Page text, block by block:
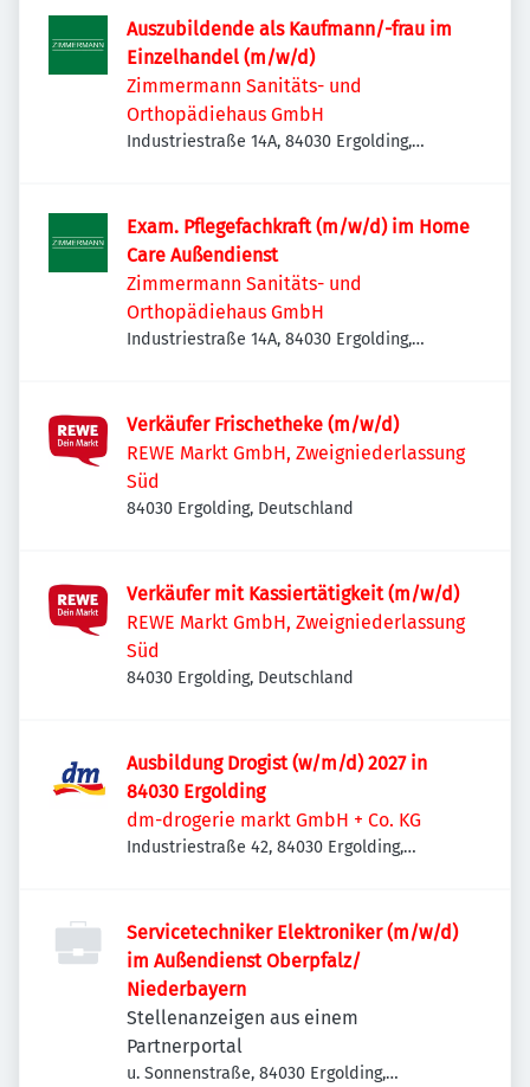
Auszubildende als Kaufmann/-frau im
Einzelhandel (m/w/d)
Zimmermann Sanitäts- und
Orthopädiehaus GmbH
Industriestraße 14A, 84030 Ergolding,
Exam. Pflegefachkraft (m/w/d) im Home
Care Außendienst
Zimmermann Sanitäts- und
Orthopädiehaus GmbH
Industriestraße 14A, 84030 Ergolding,
Verkäufer Frischetheke (m/w/d)
REWE Markt GmbH, Zweigniederlassung
Süd
84030 Ergolding, Deutschland
Verkäufer mit Kassiertätigkeit (m/w/d)
REWE Markt GmbH, Zweigniederlassung
Süd
84030 Ergolding, Deutschland
Ausbildung Drogist (w/m/d) 2027 in
84030 Ergolding
dm-drogerie markt GmbH + Co. KG
Industriestraße 42, 84030 Ergolding,
Servicetechniker Elektroniker (m/w/d)
im Außendienst Oberpfalz/
Niederbayern
Stellenanzeigen aus einem
Partnerportal
u. Sonnenstraße, 84030 Ergolding,